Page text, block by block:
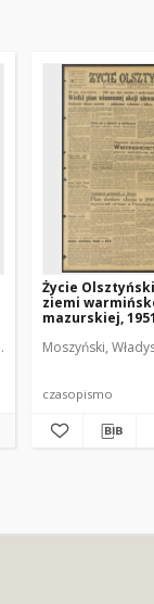
(1902-1971). Red.
Red. Mroczkowski,
Życie
ziemi
mazurskiej,
Moszyński,
czasopismo